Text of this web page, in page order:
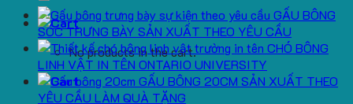
No products in the cart.
GẤU BÔNG
SÓC TRƯNG BÀY SẢN XUẤT THEO YÊU CẦU
CHÓ BÔNG
LINH VẬT IN TÊN ONTARIO UNIVERSITY
GẤU BÔNG 20CM SẢN XUẤT THEO
YÊU CẦU LÀM QUÀ TẶNG